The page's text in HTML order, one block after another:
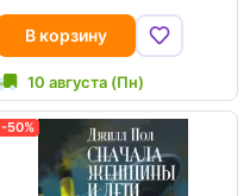
В корзину
10 августа (Пн)
-50%